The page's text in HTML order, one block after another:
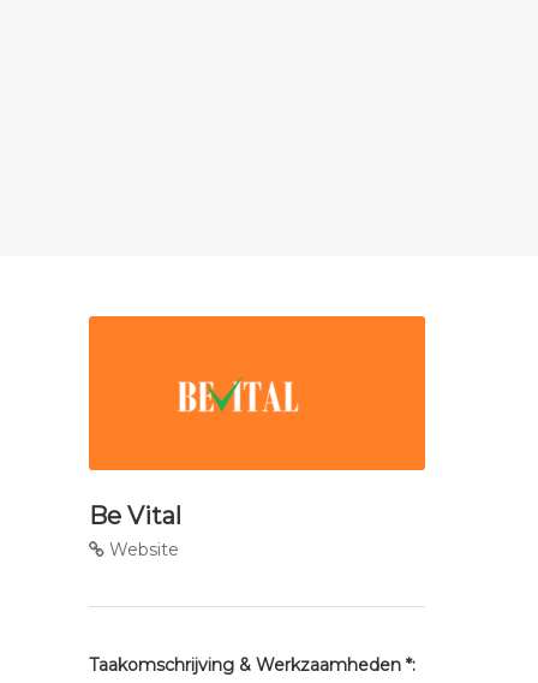
Be Vital
Website
Taakomschrijving & Werkzaamheden *: